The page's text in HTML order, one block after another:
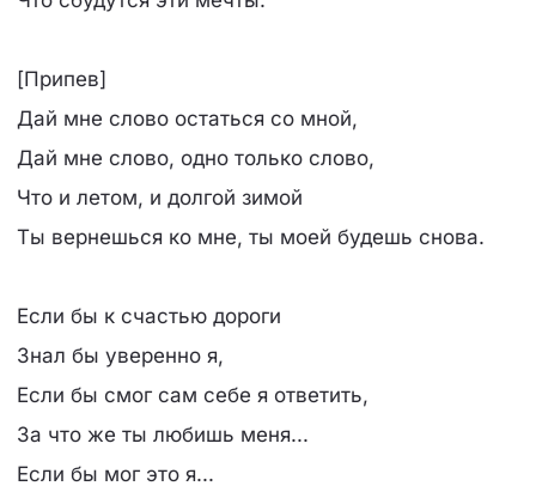
[Припев]
Дай мне слово остаться со мной,
Дай мне слово, одно только слово,
Что и летом, и долгой зимой
Ты вернешься ко мне, ты моей будешь снова.
Если бы к счастью дороги
Знал бы уверенно я,
Если бы смог сам себе я ответить,
За что же ты любишь меня...
Если бы мог это я...